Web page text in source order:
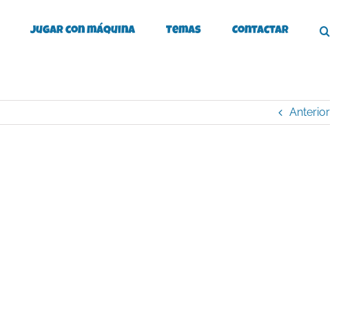
Jugar con máquina Temas Contactar
Anterior